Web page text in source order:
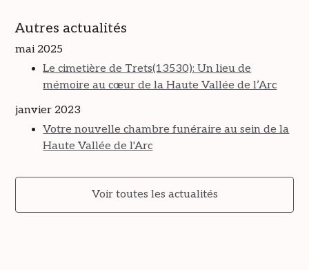
Autres actualités
mai 2025
Le cimetière de Trets(13530): Un lieu de
mémoire au cœur de la Haute Vallée de l’Arc
janvier 2023
Votre nouvelle chambre funéraire au sein de la
Haute Vallée de l'Arc
Voir toutes les actualités